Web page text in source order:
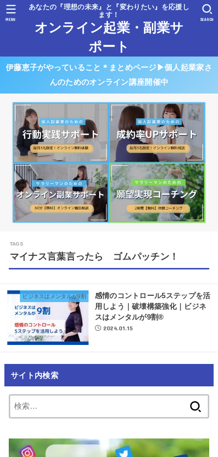
あなたの『理想の未来』と『変わりたい』を応援し
ます！
オンライン起業・副業サ
ポート
SEARCH
MENU
伊藤恵子がやっていること＊まとめページ▶︎個人起業家さ
んのためのオンライン講座開催中
マイナス言葉言ったら ゴムパッチン！
ビジネスはメンタルが9割
感情のコントロール5ステップを活
用しよう｜破壊構築強化｜ビジネ
スはメンタルが9割®︎
2024.01.15
サイト内検索
索: